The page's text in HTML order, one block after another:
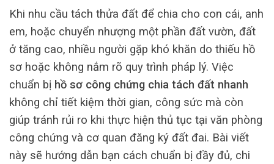
Khi nhu cầu tách thửa đất để chia cho con cái, anh
em, hoặc chuyển nhượng một phần đất vườn, đất
ở tăng cao, nhiều người gặp khó khăn do thiếu hồ
sơ hoặc không nắm rõ quy trình pháp lý. Việc
chuẩn bị hồ sơ công chứng chia tách đất nhanh
không chỉ tiết kiệm thời gian, công sức mà còn
giúp tránh rủi ro khi thực hiện thủ tục tại văn phòng
công chứng và cơ quan đăng ký đất đai. Bài viết
này sẽ hướng dẫn bạn cách chuẩn bị đầy đủ, chi